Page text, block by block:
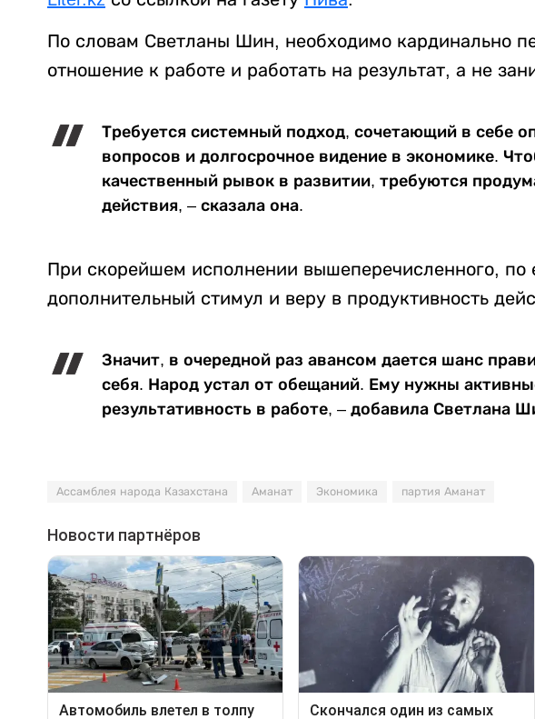
По словам Светланы Шин, необходимо кардинально
отношение к работе и работать на результат, а не
Требуется системный подход, сочетающий в себе
вопросов и долгосрочное видение в экономике.
качественный рывок в развитии, требуются
действия, – сказала она.
При скорейшем исполнении вышеперечисленного,
дополнительный стимул и веру в продуктивность
Значит, в очередной раз авансом дается шанс
себя. Народ устал от обещаний. Ему нужны
результативность в работе, – добавила Светлана
Ассамблея народа Казахстана Аманат Экономика партия Аманат